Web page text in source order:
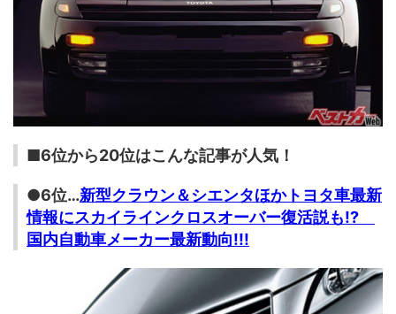
■6位から20位はこんな記事が人気！
●6位…新型クラウン＆シエンタほかトヨタ車最新
情報にスカイラインクロスオーバー復活説も!?
国内自動車メーカー最新動向!!!